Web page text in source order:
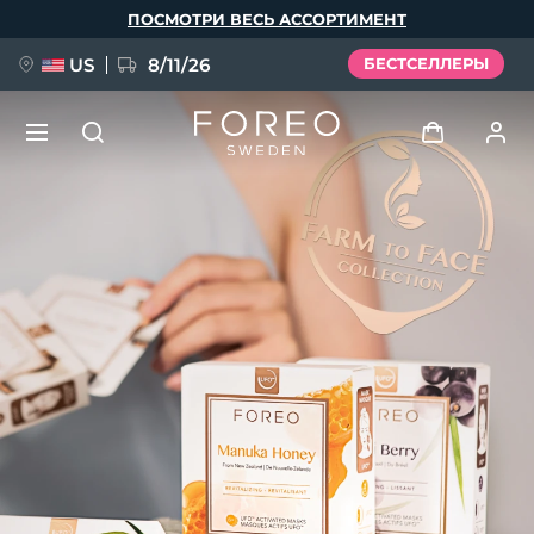
ПОСМОТРИ ВЕСЬ АССОРТИМЕНТ
US 8/11/26 БЕСТСЕЛЛЕРЫ
Войти
Профиль пользователя
Мои приборы
Мои заказы
Мои адреса
Мои подписки
FAQ™ Pure Beauty-Tech Elixir
BREAKING NEWS
issa™ Teeth Whitening Set
English Deutsch
Español
Français
Italiano
Português
Polski
Svenska
Русский
简体中文 繁體中文